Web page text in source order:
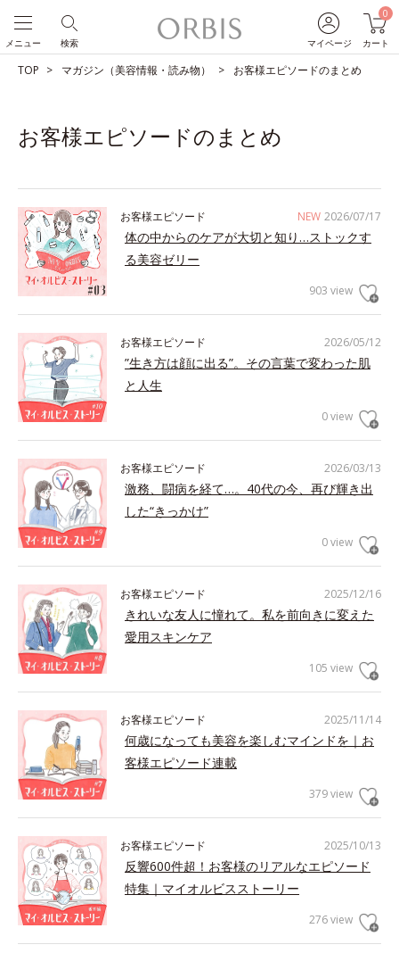
マイページ
0
カート
検索
メニュー
TOP マガジン（美容情報・読み物） お客様エピソードのまとめ
お客様エピソードのまとめ
NEW 2026/07/17
お客様エピソード
体の中からのケアが大切と知り…ストックす
る美容ゼリー
903 view
2026/05/12
お客様エピソード
”生き方は顔に出る”。その言葉で変わった肌
と人生
0 view
2026/03/13
お客様エピソード
激務、闘病を経て…。40代の今、再び輝き出
した“きっかけ”
0 view
2025/12/16
お客様エピソード
きれいな友人に憧れて。私を前向きに変えた
愛用スキンケア
105 view
2025/11/14
お客様エピソード
何歳になっても美容を楽しむマインドを｜お
客様エピソード連載
379 view
2025/10/13
お客様エピソード
反響600件超！お客様のリアルなエピソード
特集｜マイオルビスストーリー
276 view